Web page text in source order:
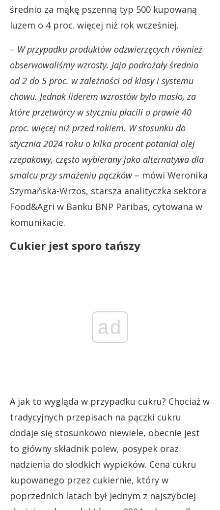
średnio za mąkę pszenną typ 500 kupowaną
luzem o 4 proc. więcej niż rok wcześniej.
– W przypadku produktów odzwierzęcych również
obserwowaliśmy wzrosty. Jaja podrożały średnio
od 2 do 5 proc. w zależności od klasy i systemu
chowu. Jednak liderem wzrostów było masło, za
które przetwórcy w styczniu płacili o prawie 40
proc. więcej niż przed rokiem. W stosunku do
stycznia 2024 roku o kilka procent potaniał olej
rzepakowy, często wybierany jako alternatywa dla
smalcu przy smażeniu pączków– mówi Weronika
Szymańska-Wrzos, starsza analityczka sektora
Food&Agri w Banku BNP Paribas, cytowana w
komunikacie.
Cukier jest sporo tańszy
ad
A jak to wygląda w przypadku cukru? Chociaż w
tradycyjnych przepisach na pączki cukru
dodaje się stosunkowo niewiele, obecnie jest
to główny składnik polew, posypek oraz
nadzienia do słodkich wypieków. Cena cukru
kupowanego przez cukiernie, który w
poprzednich latach był jednym z najszybciej